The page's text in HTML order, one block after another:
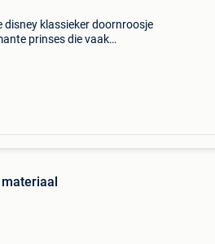
disney klassieker doornroosje
prinses die vaak